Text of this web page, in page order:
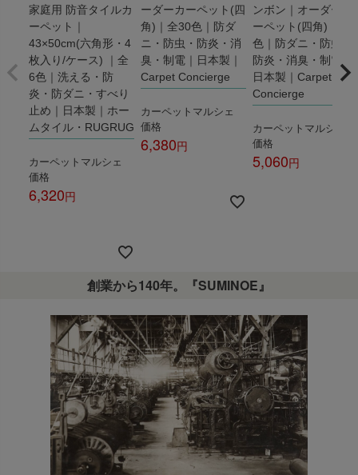
家庭用 防音タイルカ
ーペット｜
43×50cm(六角形・4
枚入り/ケース) ｜全
6色｜洗える・防
炎・防ダニ・すべり
止め｜日本製｜ホー
ムタイル・RUGRUG
カーペットマルシェ
価格
6,320
ーダーカーペット(四
角)｜全30色｜防ダ
ニ・防虫・防炎・消
臭・制電｜日本製｜
Carpet Concierge
カーペットマルシェ
価格
6,380
ンボン｜オーダーカ
ーペット(四角)｜全3
色｜防ダニ・防虫・
防炎・消臭・制電｜
日本製｜Carpet
Concierge
カーペットマルシェ
価格
5,060
創業から140年。『SUMINOE』